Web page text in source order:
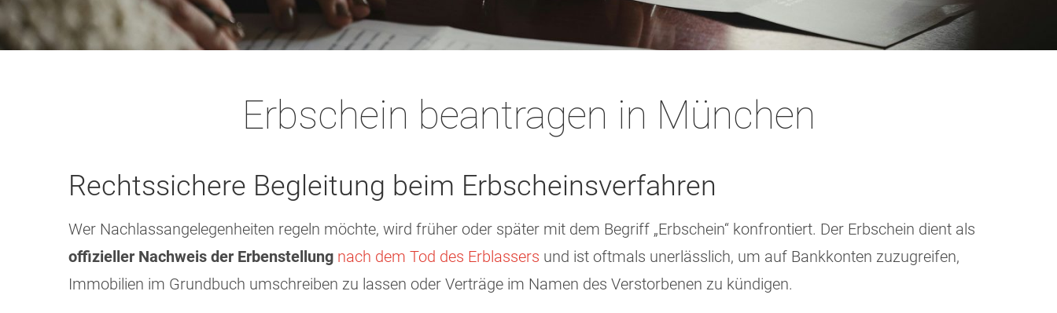
Erbschein beantragen in München
Rechtssichere Begleitung beim Erbscheinsverfahren
Wer Nachlassangelegenheiten regeln möchte, wird früher oder später mit dem Begriff „Erbschein“ konfrontiert. Der Erbschein dient als
offizieller Nachweis der Erbenstellung nach dem Tod des Erblassers und ist oftmals unerlässlich, um auf Bankkonten zuzugreifen,
Immobilien im Grundbuch umschreiben zu lassen oder Verträge im Namen des Verstorbenen zu kündigen.